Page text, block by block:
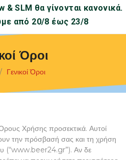
SLM θα γίνονται κανονικά.
από 20/8 έως 23/8
Όροι
Γενικοί Όροι
Χρήσης προσεκτικά. Αυτοί
την πρόσβασή σας και τη χρήση
(“www.beer24.gr”). Αν δε